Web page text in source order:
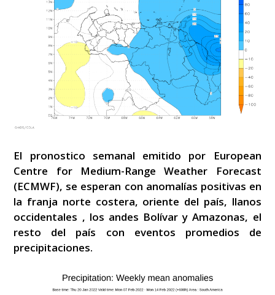
El pronostico semanal emitido por European
Centre for Medium-Range Weather Forecast
(ECMWF), se esperan con anomalías positivas en
la franja norte costera, oriente del país, llanos
occidentales , los andes Bolívar y Amazonas, el
resto del país con eventos promedios de
precipitaciones.